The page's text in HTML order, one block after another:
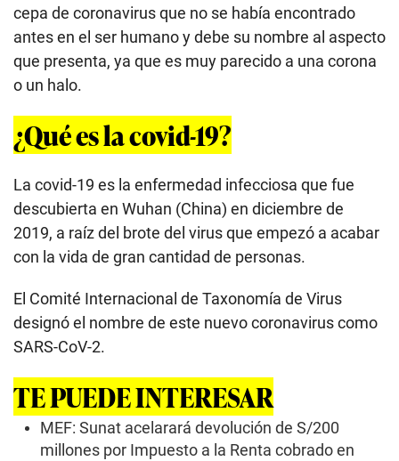
cepa de coronavirus que no se había encontrado
antes en el ser humano y debe su nombre al aspecto
que presenta, ya que es muy parecido a una corona
o un halo.
¿Qué es la covid-19?
La covid-19 es la enfermedad infecciosa que fue
descubierta en Wuhan (China) en diciembre de
2019, a raíz del brote del virus que empezó a acabar
con la vida de gran cantidad de personas.
El Comité Internacional de Taxonomía de Virus
designó el nombre de este nuevo coronavirus como
SARS-CoV-2.
TE PUEDE INTERESAR
MEF: Sunat acelarará devolución de S/200
millones por Impuesto a la Renta cobrado en